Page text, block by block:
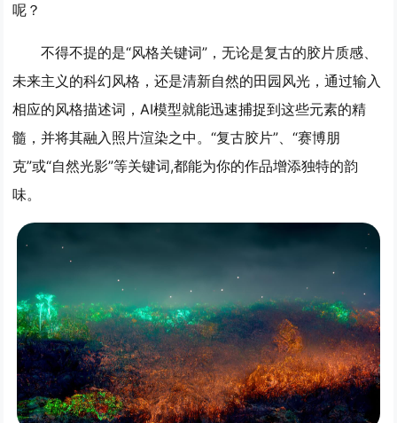
呢？
不得不提的是“风格关键词”，无论是复古的胶片质感、
未来主义的科幻风格，还是清新自然的田园风光，通过输入
相应的风格描述词，AI模型就能迅速捕捉到这些元素的精
髓，并将其融入照片渲染之中。“复古胶片”、“赛博朋
克”或“自然光影”等关键词,都能为你的作品增添独特的韵
味。